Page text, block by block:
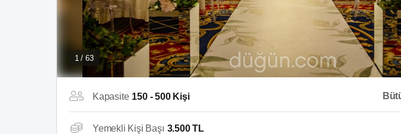
1 / 63
Kapasite 150 - 500 Kişi
Yemekli Kişi Başı 3.500 TL